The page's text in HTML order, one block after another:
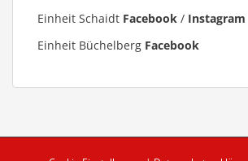
Einheit Schaidt Facebook / Instagram
Einheit Büchelberg Facebook